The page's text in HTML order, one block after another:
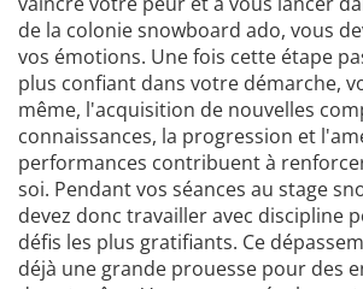
de la colonie snowboard ado, vous
vos émotions. Une fois cette étape
plus confiant dans votre démarche,
même, l'acquisition de nouvelles
connaissances, la progression et
performances contribuent à
soi. Pendant vos séances au stage
devez donc travailler avec discipline
défis les plus gratifiants. Ce
déjà une grande prouesse pour des